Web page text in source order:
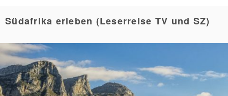
Südafrika erleben (Leserreise TV und SZ)